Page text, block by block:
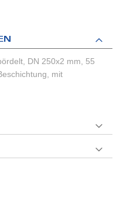
DN 250x2 mm, 55
mit